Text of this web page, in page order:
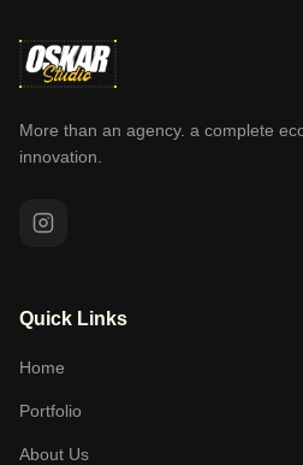
More than an agency. a complete
innovation.
Quick Links
Home
Portfolio
About Us